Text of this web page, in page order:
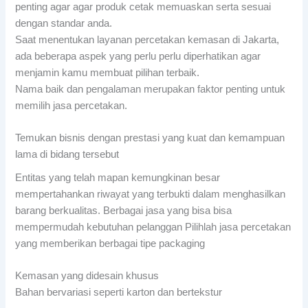
penting agar agar produk cetak memuaskan serta sesuai
dengan standar anda.
Saat menentukan layanan percetakan kemasan di Jakarta,
ada beberapa aspek yang perlu perlu diperhatikan agar
menjamin kamu membuat pilihan terbaik.
Nama baik dan pengalaman merupakan faktor penting untuk
memilih jasa percetakan.
Temukan bisnis dengan prestasi yang kuat dan kemampuan
lama di bidang tersebut
Entitas yang telah mapan kemungkinan besar
mempertahankan riwayat yang terbukti dalam menghasilkan
barang berkualitas. Berbagai jasa yang bisa bisa
mempermudah kebutuhan pelanggan Pilihlah jasa percetakan
yang memberikan berbagai tipe packaging
Kemasan yang didesain khusus
Bahan bervariasi seperti karton dan bertekstur